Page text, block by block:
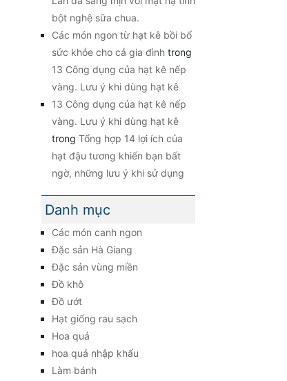
bột nghệ sữa chua.
Các món ngon từ hạt kê bồi bổ
sức khỏe cho cả gia đình trong
13 Công dụng của hạt kê nếp
vàng. Lưu ý khi dùng hạt kê
13 Công dụng của hạt kê nếp
vàng. Lưu ý khi dùng hạt kê
trong Tổng hợp 14 lợi ích của
hạt đậu tương khiến bạn bất
ngờ, những lưu ý khi sử dụng
Danh mục
Các món canh ngon
Đặc sản Hà Giang
Đặc sản vùng miền
Đồ khô
Đồ ướt
Hạt giống rau sạch
Hoa quả
hoa quả nhập khẩu
Làm bánh